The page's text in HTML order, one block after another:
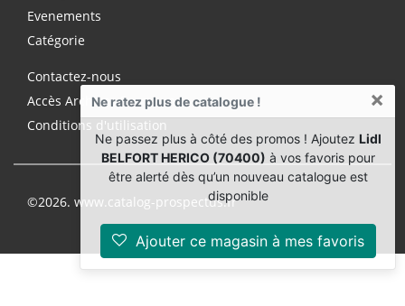
Ne ratez plus de catalogue ! ×
Ne passez plus à côté des promos ! Ajoutez Lidl
BELFORT HERICO (70400) à vos favoris pour
être alerté dès qu’un nouveau catalogue est
disponible
Ajouter ce magasin à mes favoris
Enseignes
Evenements
Contactez-nous
Accès Archives Premium
Conditions d'utilisation
©2026. www.catalog-prospectus.fr